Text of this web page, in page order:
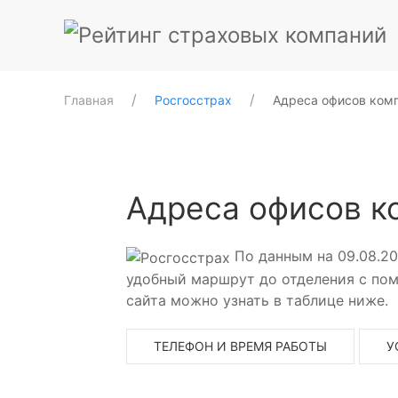
Главная Росгосстрах Адреса офисов
Адреса офисов
По данным на
удобный маршрут до отделения с
сайта можно узнать в таблице ниже.
ТЕЛЕФОН И ВРЕМЯ РАБОТЫ